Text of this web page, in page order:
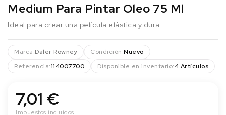
Medium Para Pintar Oleo 75 Ml
Ideal para crear una película elástica y dura
Marca:Daler Rowney Condición:Nuevo
Referencia:114007700 Disponible en inventario:4 Artículos
7,01 €
Impuestos incluidos